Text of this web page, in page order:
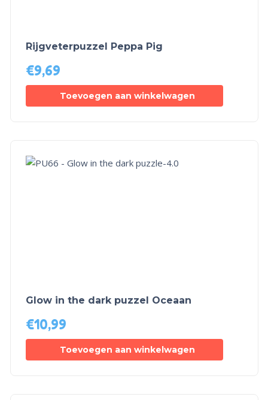
Rijgveterpuzzel Peppa Pig
€9,69
Toevoegen aan winkelwagen
Glow in the dark puzzel Oceaan
€10,99
Toevoegen aan winkelwagen